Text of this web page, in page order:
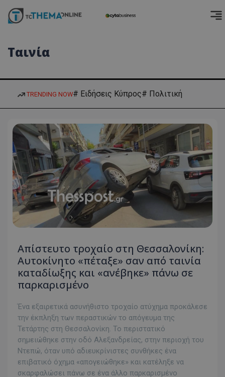
Ταινία
TRENDING NOW# Ειδήσεις Κύπρος# Πολιτική
Απίστευτο τροχαίο στη Θεσσαλονίκη:
Αυτοκίνητο «πέταξε» σαν από ταινία
καταδίωξης και «ανέβηκε» πάνω σε
παρκαρισμένο
Ένα εξαιρετικά ασυνήθιστο τροχαίο ατύχημα προκάλεσε
την έκπληξη των περαστικών το απόγευμα της
Τετάρτης στη Θεσσαλονίκη. Το περιστατικό
σημειώθηκε στην οδό Αλεξανδρείας, στην περιοχή του
Ντεπώ, όταν υπό αδιευκρίνιστες συνθήκες ένα
επιβατικό όχημα «απογειώθηκε» και κατέληξε να
σκαρφαλώσει πάνω σε ένα άλλο παρκαρισμένο